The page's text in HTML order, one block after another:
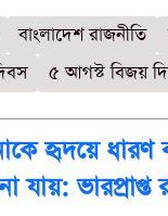
বাংলাদেশ রাজনীতি
৫ আগস্ট বিজয়
হৃদয়ে ধারণ
যায়: ভারপ্রাপ্ত